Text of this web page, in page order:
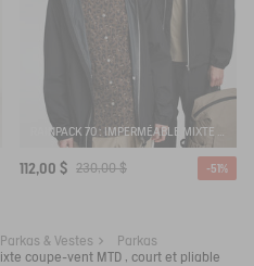
112,00 $ 230,00 $ -51%
Parkas & Vestes
Parkas
coupe-vent MTD , court et pliable